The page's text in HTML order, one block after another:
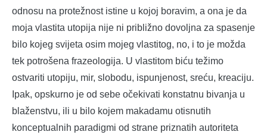
odnosu na protežnost istine u kojoj boravim, a ona je da
moja vlastita utopija nije ni približno dovoljna za spasenje
bilo kojeg svijeta osim mojeg vlastitog, no, i to je možda
tek potrošena frazeologija. U vlastitom biću težimo
ostvariti utopiju, mir, slobodu, ispunjenost, sreću, kreaciju.
Ipak, opskurno je od sebe očekivati konstatnu bivanja u
blaženstvu, ili u bilo kojem makadamu otisnutih
konceptualnih paradigmi od strane priznatih autoriteta